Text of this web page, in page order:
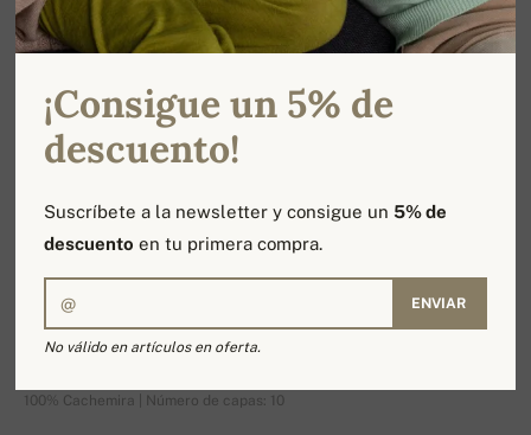
Düsseldorf
100% Cachemira | Número de capas: 10
¡Consigue un 5% de
descuento!
Suscríbete a la newsletter y consigue un5% de
descuento en tu primera compra.
ENVIAR
No válido en artículos en oferta.